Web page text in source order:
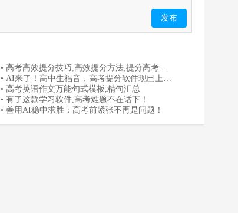
发布
• 高考高效提分技巧,高效提分方法,提分高考必
备秘籍
• AI来了！高中生福音，高考提分软件现已上
线！
• 高考英语作文万能句式模板,精句汇总
• 有了这款学习软件,高考难题不在话下！
• 善用AI稳中求胜：高考前紧张不再是问题！